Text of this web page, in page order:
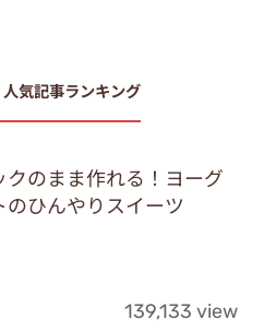
人気記事ランキング
クのまま作れる！ヨーグ
のひんやりスイーツ
139,133 view